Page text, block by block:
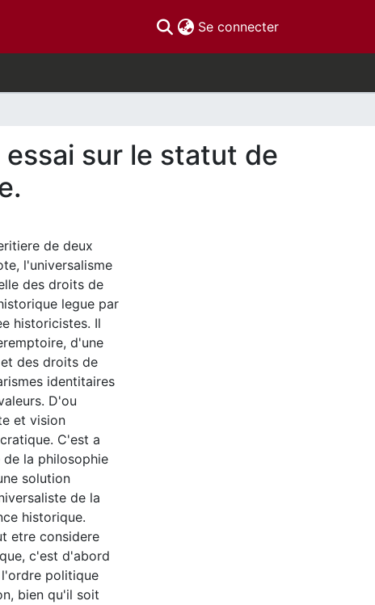
Se connecter(current)
sur le statut de
de deux
l'universalisme
des droits de
legue par
historicistes. Il
d'une
des droits de
identitaires
D'ou
et vision
C'est a
la philosophie
solution
de la
historique.
etre considere
c'est d'abord
politique
bien qu'il soit